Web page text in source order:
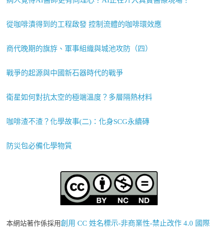
從咖啡漬得到的工程啟發 控制流體的咖啡環效應
商代晚期的旗斿、軍事組織與城池攻防（四）
戰爭的起源與中國新石器時代的戰爭
衛星如何對抗太空的極端溫度？多層隔熱材料
咖啡渣不渣？化學故事(二)：化身SCG永續磚
防災包必備化學物質
本網站著作係採用創用 CC 姓名標示-非商業性-禁止改作 4.0 國際